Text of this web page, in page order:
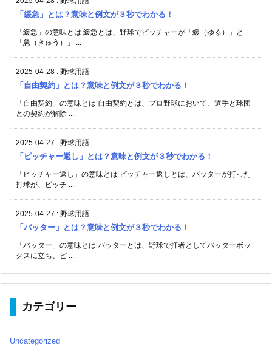
「緩急」とは？意味と例文が３秒でわかる！
「緩急」の意味とは 緩急とは、野球でピッチャーが「緩（ゆる）」と
「急（きゅう）」 ...
2025-04-28 : 野球用語
「自由契約」とは？意味と例文が３秒でわかる！
「自由契約」の意味とは 自由契約とは、プロ野球において、選手と球団
との契約が解除 ...
2025-04-27 : 野球用語
「ピッチャー返し」とは？意味と例文が３秒でわかる！
「ピッチャー返し」の意味とは ピッチャー返しとは、バッターが打った
打球が、ピッチ ...
2025-04-27 : 野球用語
「バッター」とは？意味と例文が３秒でわかる！
「バッター」の意味とは バッターとは、野球で打者としてバッターボッ
クスに立ち、ピ ...
カテゴリー
Uncategorized